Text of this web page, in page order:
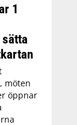
1
möten
öppnar